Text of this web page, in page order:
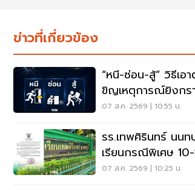
ข่าวที่เกี่ยวข้อง
“หนี-ซ่อน-สู้” วิธีเอาตัวรอดเมื่อเผ
ขิญเหตุการณ์ยิงกร
07 ส.ค. 2569 | 10:55 น.
รร.เทพศิรินทร์ นน
เรียนกรณีพิเศษ
เหตุกราดยิง
07 ส.ค. 2569 | 10:25 น.